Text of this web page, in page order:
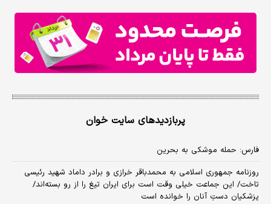
پربازدیدهای سایت خوان
فارس: حمله موشکی به بحرین
روزنامه جمهوری اسلامی به محمدباقر خرازی و برادر داماد شهید رئیسی
تاخت/ این جماعت خیلی وقت است برای ایران تیغ را از رو بسته‌اند/
پزشکیان دستِ آنان را خوانده است